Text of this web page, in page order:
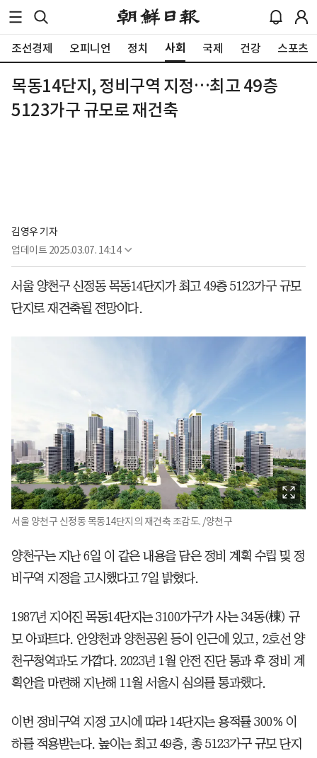
조선경제 오피니언 정치 사회 국제 건강 스포츠
목동14단지, 정비구역 지정…최고 49층
5123가구 규모로 재건축
김영우 기자
업데이트 2025.03.07. 14:14
서울 양천구 신정동 목동14단지가 최고 49층 5123가구 규모
단지로 재건축될 전망이다.
서울 양천구 신정동 목동14단지의 재건축 조감도. /양천구
양천구는 지난 6일 이 같은 내용을 담은 정비 계획 수립 및 정
비구역 지정을 고시했다고 7일 밝혔다.
1987년 지어진 목동14단지는 3100가구가 사는 34동(棟) 규
모 아파트다. 안양천과 양천공원 등이 인근에 있고, 2호선 양
천구청역과도 가깝다. 2023년 1월 안전 진단 통과 후 정비 계
획안을 마련해 지난해 11월 서울시 심의를 통과했다.
이번 정비구역 지정 고시에 따라 14단지는 용적률 300% 이
하를 적용받는다. 높이는 최고 49층, 총 5123가구 규모 단지